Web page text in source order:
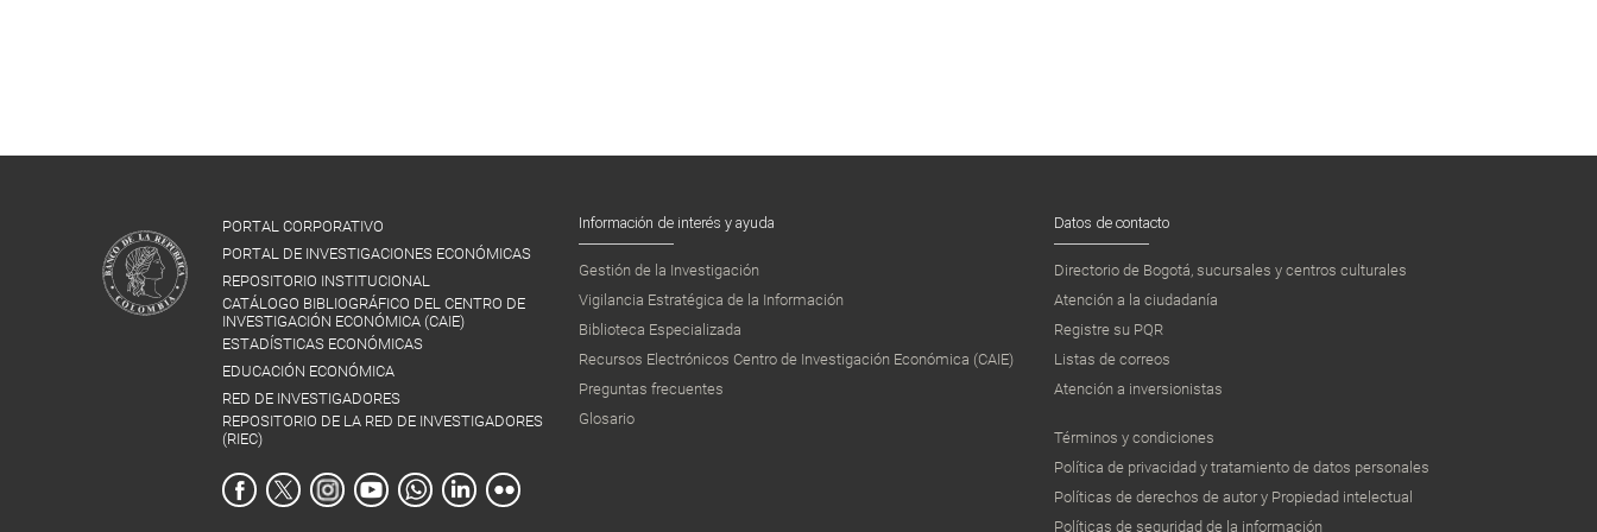
PORTAL CORPORATIVO
PORTAL DE INVESTIGACIONES ECONÓMICAS
REPOSITORIO INSTITUCIONAL
CATÁLOGO BIBLIOGRÁFICO DEL CENTRO DE
INVESTIGACIÓN ECONÓMICA (CAIE)
ESTADÍSTICAS ECONÓMICAS
EDUCACIÓN ECONÓMICA
RED DE INVESTIGADORES
REPOSITORIO DE LA RED DE INVESTIGADORES
(RIEC)
Información de interés y ayuda
Gestión de la Investigación
Vigilancia Estratégica de la Información
Biblioteca Especializada
Recursos Electrónicos Centro de Investigación Económica (CAIE)
Preguntas frecuentes
Glosario
Datos de contacto
Directorio de Bogotá, sucursales y centros culturales
Atención a la ciudadanía
Registre su PQR
Listas de correos
Atención a inversionistas
Términos y condiciones
Política de privacidad y tratamiento de datos personales
Políticas de derechos de autor y Propiedad intelectual
Políticas de seguridad de la información